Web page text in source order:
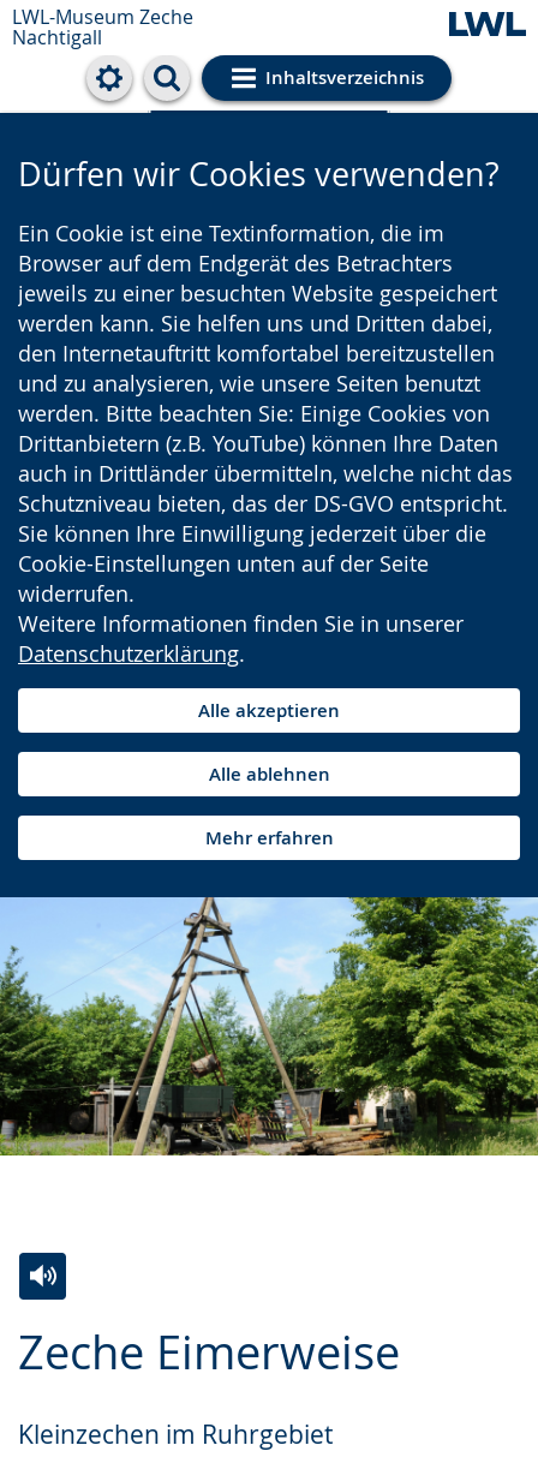
LWL-Museum Zeche
Nachtigall
Inhaltsverzeichnis
Cookie-Einstellungen
Dürfen wir Cookies verwenden?
Ein Cookie ist eine Textinformation, die im
Browser auf dem Endgerät des Betrachters
jeweils zu einer besuchten Website gespeichert
werden kann. Sie helfen uns und Dritten dabei,
den Internetauftritt komfortabel bereitzustellen
und zu analysieren, wie unsere Seiten benutzt
werden. Bitte beachten Sie: Einige Cookies von
Drittanbietern (z.B. YouTube) können Ihre Daten
auch in Drittländer übermitteln, welche nicht das
Schutzniveau bieten, das der DS-GVO entspricht.
Sie können Ihre Einwilligung jederzeit über die
Cookie-Einstellungen unten auf der Seite
widerrufen.
Weitere Informationen finden Sie in unserer
Datenschutzerklärung.
Alle akzeptieren
Alle ablehnen
Mehr erfahren
Zeche Eimerweise
Kleinzechen im Ruhrgebiet
Leichten
wechseln.
Audio-
Video
Deutscher